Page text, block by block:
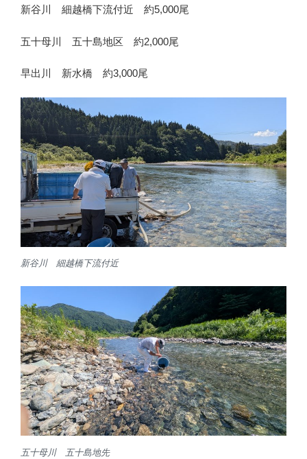
新谷川 細越橋下流付近 約5,000尾
五十母川 五十島地区 約2,000尾
早出川 新水橋 約3,000尾
新谷川 細越橋下流付近
五十母川 五十島地先